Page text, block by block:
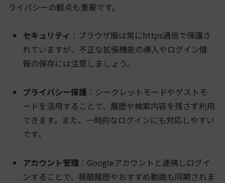
ライバシーの観点も重要です。
セキュリティ ：ブラウザ版は常にhttps通信で保護さ
れていますが、不正な拡張機能の導入やログイン情
報の保存には注意しましょう。
プライバシー保護 ：シークレットモードやゲストモ
ードを活用することで、履歴や検索内容を残さず利用
できます。また、一時的なログインにも対応しやすい
です。
アカウント管理 ：Googleアカウントと連携しログイ
ンすることで、視聴履歴やおすすめ動画も同期されま